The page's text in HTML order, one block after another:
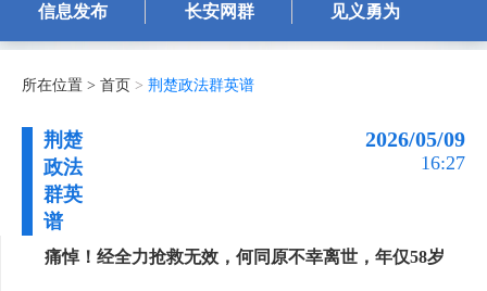
信息发布 长安网群 见义勇为
所在位置 > 首页 > 荆楚政法群英谱
荆楚
政法
群英
谱
2026/05/09
16:27
痛悼！经全力抢救无效，何同原不幸离世，年仅58岁